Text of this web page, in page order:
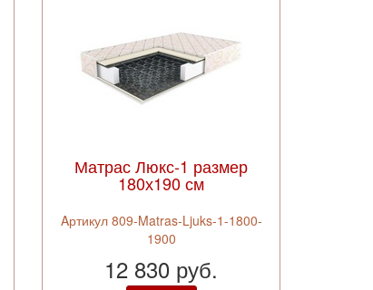
Матрас Люкс-1 размер
180х190 см
Aртикул 809-Matras-Ljuks-1-1800-
1900
12 830 руб.